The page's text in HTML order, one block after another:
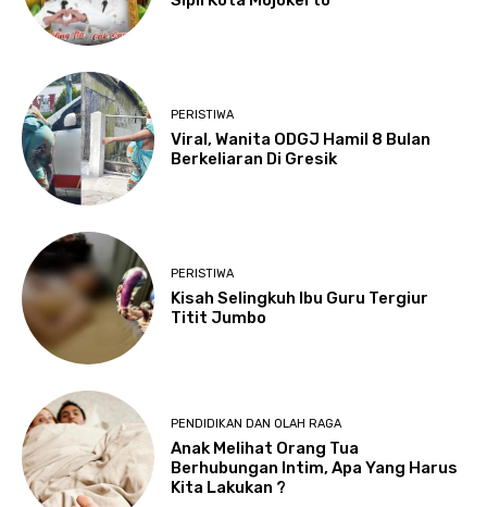
PERISTIWA
Viral, Wanita ODGJ Hamil 8 Bulan
Berkeliaran Di Gresik
PERISTIWA
Kisah Selingkuh Ibu Guru Tergiur
Titit Jumbo
PENDIDIKAN DAN OLAH RAGA
Anak Melihat Orang Tua
Berhubungan Intim, Apa Yang Harus
Kita Lakukan ?